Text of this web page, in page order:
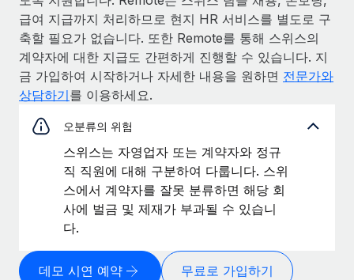
급여 지급까지 처리하므로 현지 HR 서비스를 별도로 구
축할 필요가 없습니다. 또한 Remote를 통해 스위스의
계약자에 대한 지급도 간편하게 진행할 수 있습니다. 지
금 가입하여 시작하거나 자세한 내용을 원하면 전문가와
상담하기를 이용하세요.
오분류의 위험
스위스는 자영업자 또는 계약자와 정규
직 직원에 대해 구분하여 다룹니다. 스위
스에서 계약자를 잘못 분류하면 해당 회
사에 벌금 및 제재가 부과될 수 있습니
다.
데모 시연 예약 무료로 가입하기